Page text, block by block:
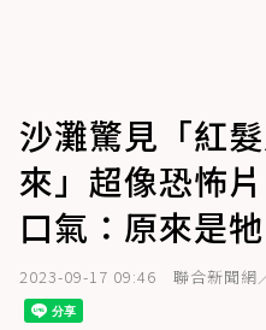
沙灘驚見「紅
來」超像恐怖
口氣：原來是
2023-09-17 09:46 聯合新聞網